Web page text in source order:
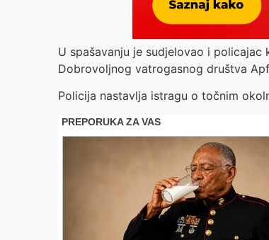
U spašavanju je sudjelovao i
Dobrovoljnog vatrogasnog društva
Policija nastavlja istragu o točnim